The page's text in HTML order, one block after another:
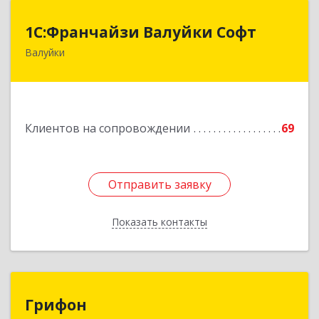
1С:Франчайзи Валуйки Софт
Валуйки
Клиентов на сопровождении 69
Отправить заявку
Показать контакты
1С:Франчайзи Валуйки Софт
309996, Белгородская обл, Валуйки г, Горького,
Отправить заявку
Назад
Грифон